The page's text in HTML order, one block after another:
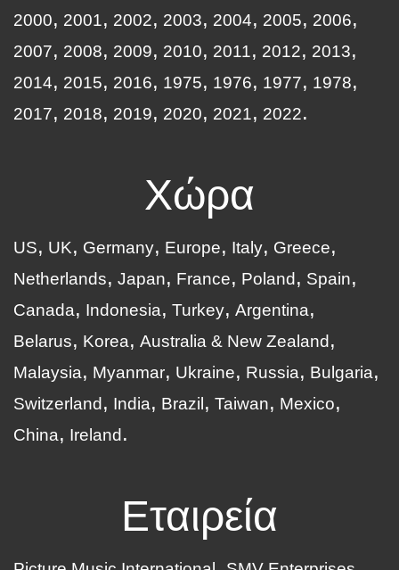
2000
2001 2002 2003 2004 2005
2006
2007
2008 2009 2010 2011 2012
2013
2014
2015 2016 1975 1976 1977
1978
2017
2018 2019 2020 2021 2022
Χώρα
US UK Germany Europe Italy
Greece
Netherlands
Japan France Poland
Spain
Canada
Indonesia Turkey Argentina
Belarus
Korea Australia & New Zealand
Malaysia
Myanmar Ukraine Russia
Bulgaria
Switzerland
India Brazil Taiwan
Mexico
China
Ireland
Εταιρεία